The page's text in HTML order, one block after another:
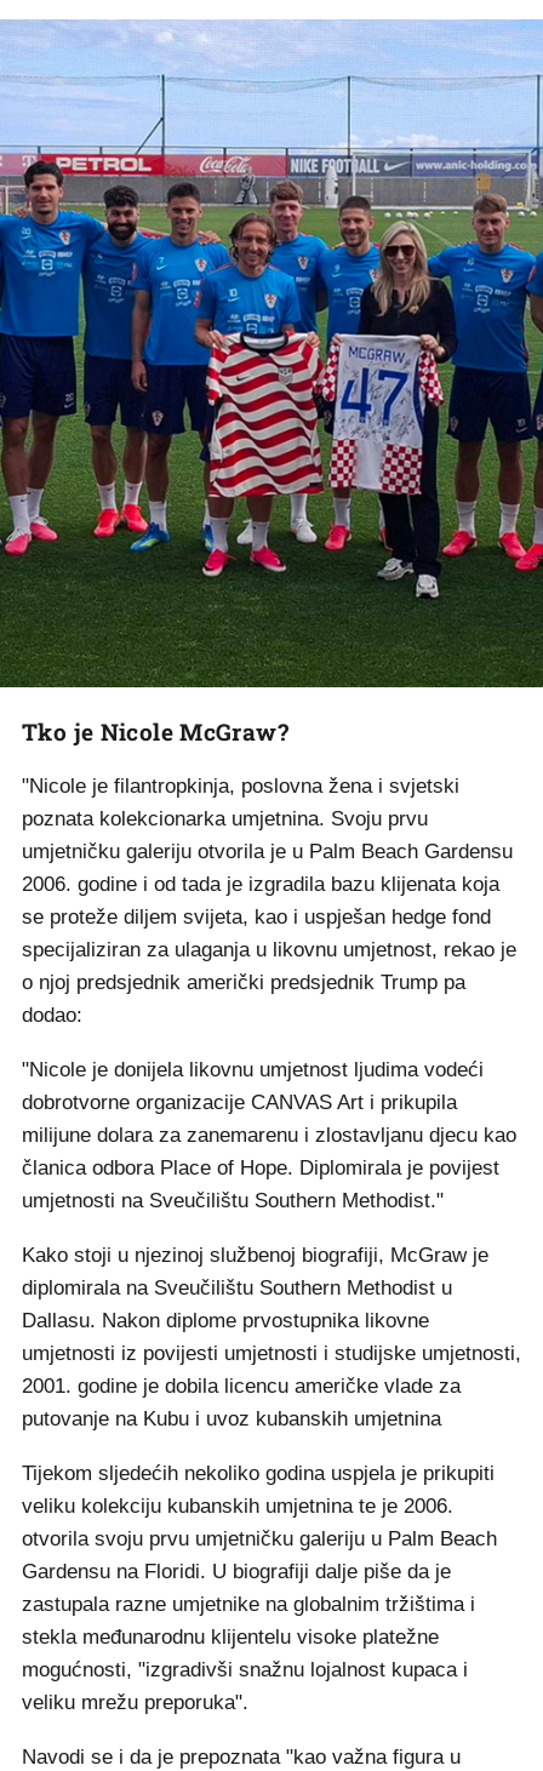
Tko je Nicole McGraw?
"Nicole je filantropkinja, poslovna žena i svjetski
poznata kolekcionarka umjetnina. Svoju prvu
umjetničku galeriju otvorila je u Palm Beach Gardensu
2006. godine i od tada je izgradila bazu klijenata koja
se proteže diljem svijeta, kao i uspješan hedge fond
specijaliziran za ulaganja u likovnu umjetnost, rekao je
o njoj predsjednik američki predsjednik Trump pa
dodao:
"Nicole je donijela likovnu umjetnost ljudima vodeći
dobrotvorne organizacije CANVAS Art i prikupila
milijune dolara za zanemarenu i zlostavljanu djecu kao
članica odbora Place of Hope. Diplomirala je povijest
umjetnosti na Sveučilištu Southern Methodist."
Kako stoji u njezinoj službenoj biografiji, McGraw je
diplomirala na Sveučilištu Southern Methodist u
Dallasu. Nakon diplome prvostupnika likovne
umjetnosti iz povijesti umjetnosti i studijske umjetnosti,
2001. godine je dobila licencu američke vlade za
putovanje na Kubu i uvoz kubanskih umjetnina
Tijekom sljedećih nekoliko godina uspjela je prikupiti
veliku kolekciju kubanskih umjetnina te je 2006.
otvorila svoju prvu umjetničku galeriju u Palm Beach
Gardensu na Floridi. U biografiji dalje piše da je
zastupala razne umjetnike na globalnim tržištima i
stekla međunarodnu klijentelu visoke platežne
mogućnosti, "izgradivši snažnu lojalnost kupaca i
veliku mrežu preporuka".
Navodi se i da je prepoznata "kao važna figura u